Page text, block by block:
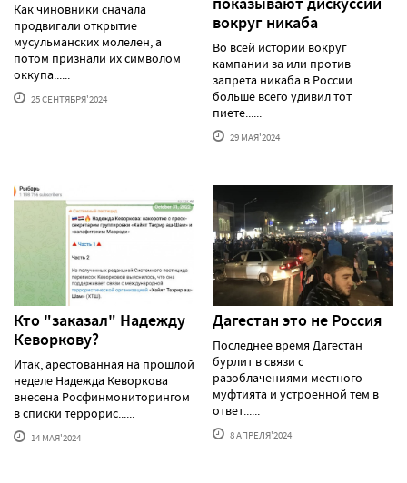
Как чиновники сначала
продвигали открытие
мусульманских молелен, а
потом признали их символом
оккупа......
25 СЕНТЯБРЯ'2024
вокруг никаба
Во всей истории вокруг
кампании за или против
запрета никаба в России
больше всего удивил тот
пиете......
29 МАЯ'2024
Кто "заказал" Надежду
Кеворкову?
Итак, арестованная на прошлой
неделе Надежда Кеворкова
внесена Росфинмониторингом
в списки террорис......
14 МАЯ'2024
Дагестан это не Россия
Последнее время Дагестан
бурлит в связи с
разоблачениями местного
муфтията и устроенной тем в
ответ......
8 АПРЕЛЯ'2024